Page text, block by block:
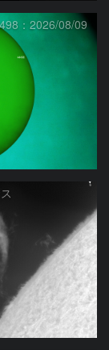
：2026/08/09